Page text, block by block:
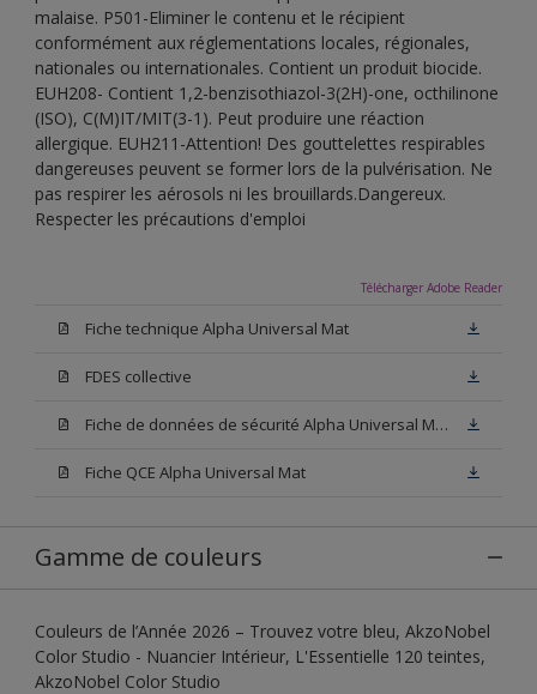
malaise. P501-Eliminer le contenu et le récipient
conformément aux réglementations locales, régionales,
nationales ou internationales. Contient un produit biocide.
EUH208- Contient 1,2-benzisothiazol-3(2H)-one, octhilinone
(ISO), C(M)IT/MIT(3-1). Peut produire une réaction
allergique. EUH211-Attention! Des gouttelettes respirables
dangereuses peuvent se former lors de la pulvérisation. Ne
pas respirer les aérosols ni les brouillards.Dangereux.
Respecter les précautions d'emploi
Télécharger Adobe Reader
Fiche technique Alpha Universal Mat
FDES collective
Fiche de données de sécurité Alpha Universal Mat Base W05
Fiche QCE Alpha Universal Mat
Gamme de couleurs
Couleurs de l’Année 2026 – Trouvez votre bleu, AkzoNobel
Color Studio - Nuancier Intérieur, L'Essentielle 120 teintes,
AkzoNobel Color Studio